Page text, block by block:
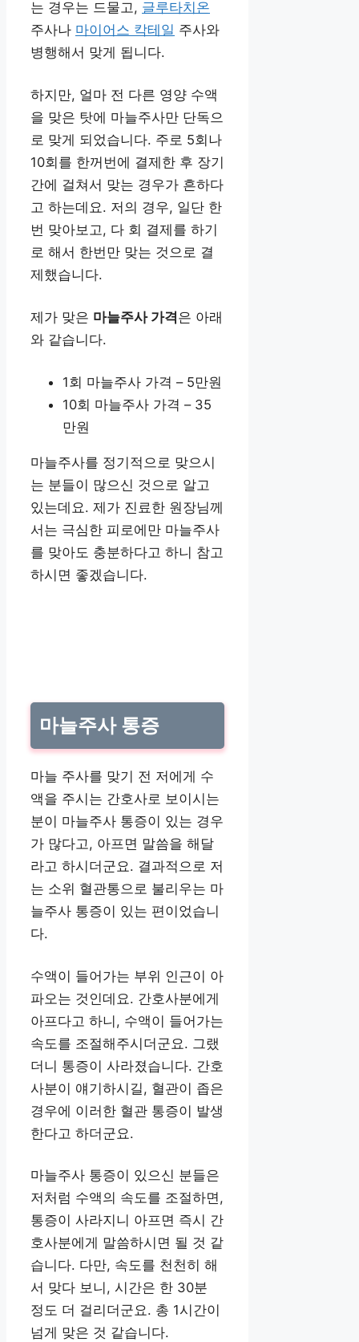
는 경우는 드물고, 글루타치온
주사나 마이어스 칵테일 주사와
병행해서 맞게 됩니다.
하지만, 얼마 전 다른 영양 수액
을 맞은 탓에 마늘주사만 단독으
로 맞게 되었습니다. 주로 5회나
10회를 한꺼번에 결제한 후 장기
간에 걸쳐서 맞는 경우가 흔하다
고 하는데요. 저의 경우, 일단 한
번 맞아보고, 다 회 결제를 하기
로 해서 한번만 맞는 것으로 결
제했습니다.
제가 맞은 마늘주사 가격은 아래
와 같습니다.
1회 마늘주사 가격 – 5만원
10회 마늘주사 가격 – 35
만원
마늘주사를 정기적으로 맞으시
는 분들이 많으신 것으로 알고
있는데요. 제가 진료한 원장님께
서는 극심한 피로에만 마늘주사
를 맞아도 충분하다고 하니 참고
하시면 좋겠습니다.
마늘주사 통증
마늘 주사를 맞기 전 저에게 수
액을 주시는 간호사로 보이시는
분이 마늘주사 통증이 있는 경우
가 많다고, 아프면 말씀을 해달
라고 하시더군요. 결과적으로 저
는 소위 혈관통으로 불리우는 마
늘주사 통증이 있는 편이었습니
다.
수액이 들어가는 부위 인근이 아
파오는 것인데요. 간호사분에게
아프다고 하니, 수액이 들어가는
속도를 조절해주시더군요. 그랬
더니 통증이 사라졌습니다. 간호
사분이 얘기하시길, 혈관이 좁은
경우에 이러한 혈관 통증이 발생
한다고 하더군요.
마늘주사 통증이 있으신 분들은
저처럼 수액의 속도를 조절하면,
통증이 사라지니 아프면 즉시 간
호사분에게 말씀하시면 될 것 같
습니다. 다만, 속도를 천천히 해
서 맞다 보니, 시간은 한 30분
정도 더 걸리더군요. 총 1시간이
넘게 맞은 것 같습니다.